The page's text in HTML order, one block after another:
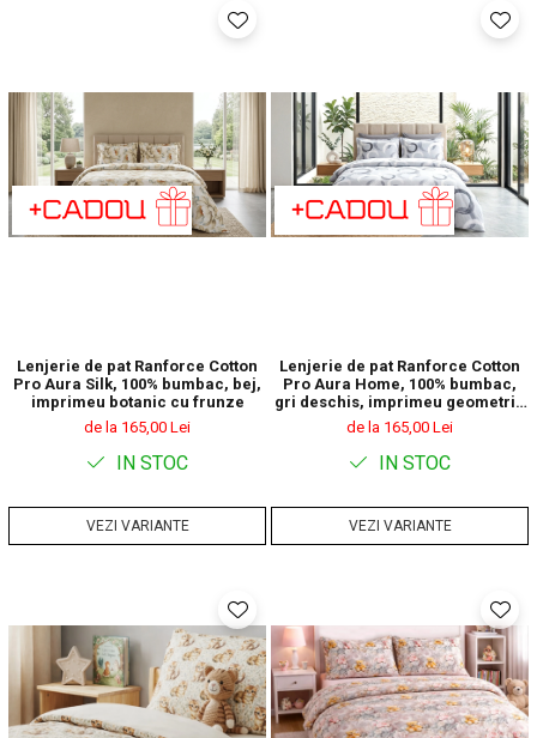
Lenjerie de pat Ranforce Cotton
Pro Aura Silk, 100% bumbac, bej,
imprimeu botanic cu frunze
de la 165,00 Lei
IN STOC
VEZI VARIANTE
Lenjerie de pat Ranforce Cotton
Pro Aura Home, 100% bumbac,
gri deschis, imprimeu geometric
abstract
de la 165,00 Lei
IN STOC
VEZI VARIANTE